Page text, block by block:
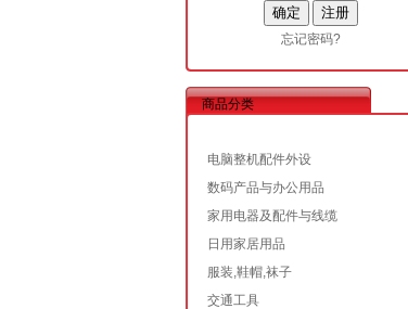
忘记密码?
商品分类
电脑整机配件外设
数码产品与办公用品
家用电器及配件与线缆
日用家居用品
服装,鞋帽,袜子
交通工具